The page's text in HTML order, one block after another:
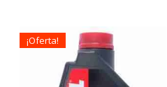
¡Oferta!